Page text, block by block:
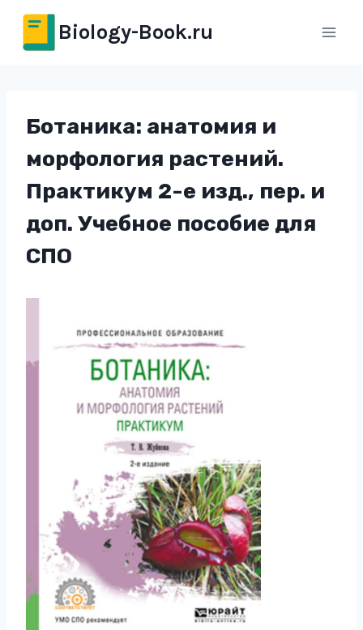
Перейти
содержимому
Biology-Book.ru
Ботаника: анатомия и
морфология растений.
Практикум 2-е изд., пер. и
доп. Учебное пособие для
СПО